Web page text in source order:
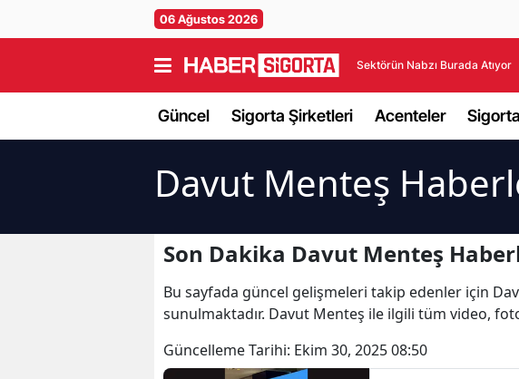
06 Ağustos 2026
Sektörün Nabzı Burada Atıyor
Güncel Sigorta Şirketleri Acenteler
Davut Menteş
Son Dakika Davut Menteş
Bu sayfada güncel gelişmeleri takip edenler için
sunulmaktadır. Davut Menteş ile ilgili tüm video,
Güncelleme Tarihi: Ekim 30, 2025 08:50